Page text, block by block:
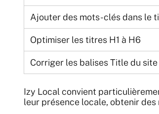
Ajouter des mots-clés dans le
Optimiser les titres H1 à H6
Corriger les balises Title du site
Izy Local convient
leur présence locale, obtenir